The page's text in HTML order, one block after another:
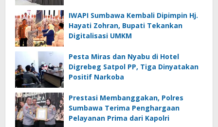
IWAPI Sumbawa Kembali Dipimpin Hj.
Hayati Zohran, Bupati Tekankan
Digitalisasi UMKM
Pesta Miras dan Nyabu di Hotel
Digrebeg Satpol PP, Tiga Dinyatakan
Positif Narkoba
Prestasi Membanggakan, Polres
Sumbawa Terima Penghargaan
Pelayanan Prima dari Kapolri